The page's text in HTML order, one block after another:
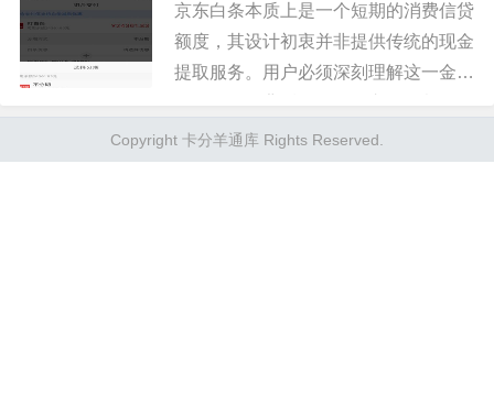
京东白条本质上是一个短期的消费信贷
额度，其设计初衷并非提供传统的现金
提取服务。用户必须深刻理解这一金融
次消费行为的延伸，而非余额的透支。
因此，谈及“提取现金”，更准确...
Copyright 卡分羊通库 Rights Reserved.